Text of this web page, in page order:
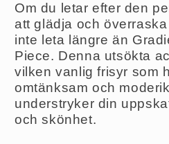
Om du letar efter den
att glädja och
inte leta längre än
Piece. Denna utsökta
vilken vanlig frisyr som
omtänksam och
understryker din
och skönhet.